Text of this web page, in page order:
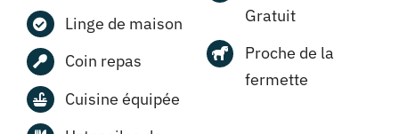
Linge de maison
Coin repas
Cuisine équipée
Gratuit
Proche de la
fermette